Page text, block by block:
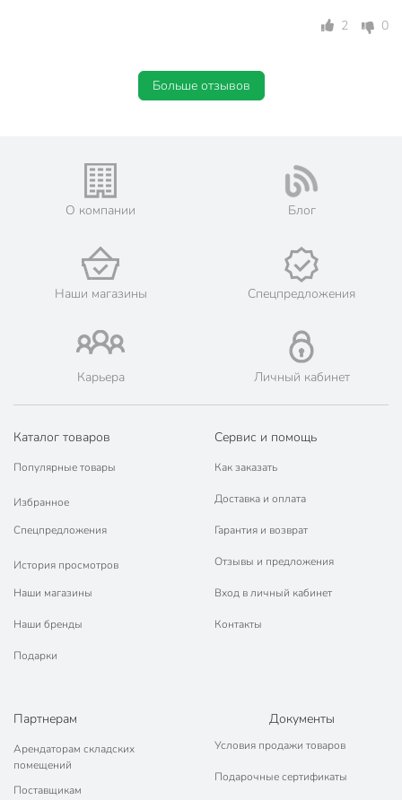
2 0
Больше отзывов
О компании Блог
Наши магазины Спецпредложения
Карьера Личный кабинет
Каталог товаров
Популярные товары
Избранное
Спецпредложения
История просмотров
Наши магазины
Наши бренды
Подарки
Сервис и помощь
Как заказать
Доставка и оплата
Гарантия и возврат
Отзывы и предложения
Вход в личный кабинет
Контакты
Партнерам
Арендаторам складских
помещений
Поставщикам
Документы
Условия продажи товаров
Подарочные сертификаты